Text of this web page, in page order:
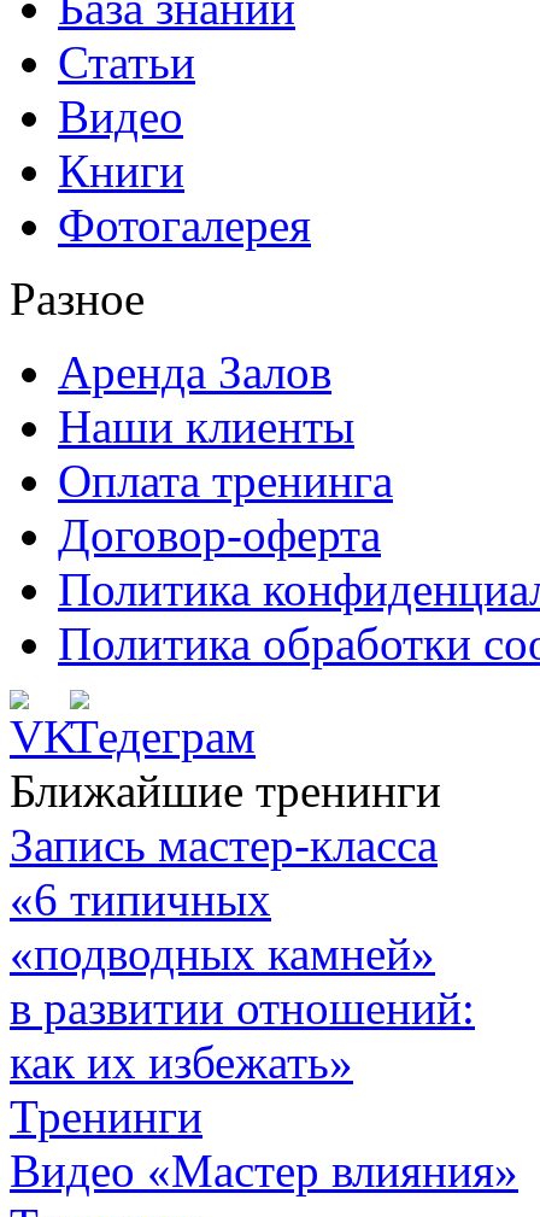
Статьи
Видео
Книги
Фотогалерея
Разное
Аренда Залов
Наши клиенты
Оплата тренинга
Договор-оферта
Политика
Политика обработки
Ближайшие тренинги
Запись мастер-класса
«6 типичных
«подводных камней»
в развитии отношений:
как их избежать»
Тренинги
Видео «Мастер влияния»